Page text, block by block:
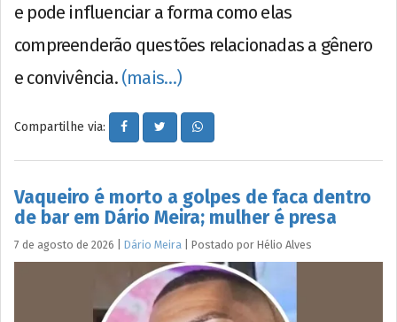
e pode influenciar a forma como elas
compreenderão questões relacionadas a gênero
e convivência. (mais…)
Compartilhe via:
Vaqueiro é morto a golpes de faca dentro
de bar em Dário Meira; mulher é presa
7 de agosto de 2026 Dário Meira Postado por Hélio Alves